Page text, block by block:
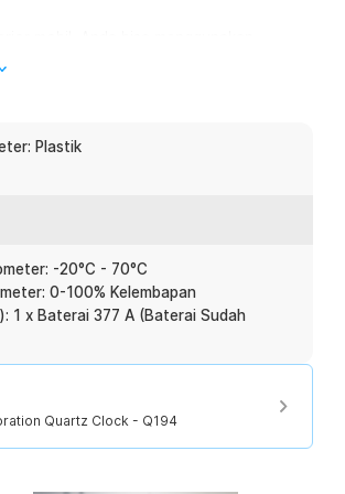
tempat tetapi tetap fungsional
model alat ukur dengan fungsi yang
dan waktu. Pastikan Anda memilih
ini. Mobil Anda bisa terkesan mewah
- Q194
Plastik
-20°C - 70°C
0-100% Kelembapan
1 x Baterai 377 A (Baterai Sudah
Quartz Clock - Q194